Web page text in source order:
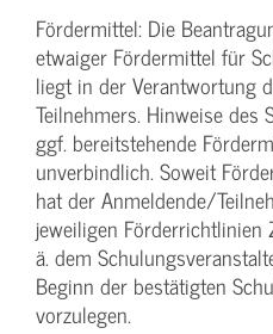
Fördermittel: Die
etwaiger Fördermittel für
liegt in der Verantwortung
Teilnehmers. Hinweise des
ggf. bereitstehende
unverbindlich. Soweit
hat der Anmeldende/­
jeweiligen Förderrichtlinien
ä. dem
Beginn der bestätigten
vorzulegen.